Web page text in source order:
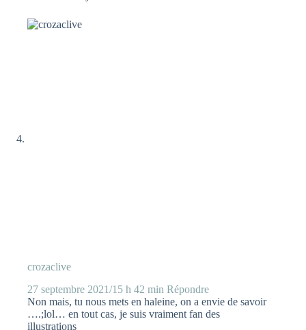
crozaclive
27 septembre 2021/15 h 42 min Répondre
Non mais, tu nous mets en haleine, on a envie de savoir
….;lol… en tout cas, je suis vraiment fan des
illustrations